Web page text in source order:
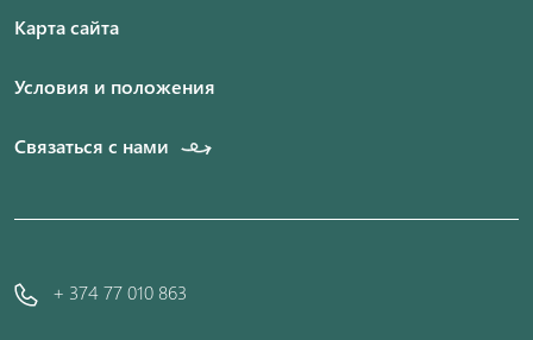
Карта сайта
Условия и положения
Связаться с нами
+ 374 77 010 863